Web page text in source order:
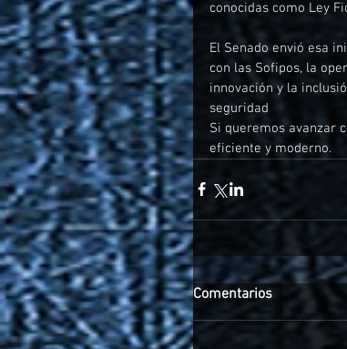
conocidas como Ley
El Senado envió esa
con las Sofipos, la
innovación y la
seguridad
Si queremos avanzar
eficiente y moderno.
Comentarios